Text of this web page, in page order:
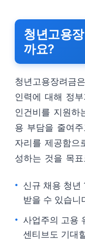
청년고용
까요?
청년고용장려금
인력에 대해 정
인건비를 지원하
용 부담을 줄여
자리를 제공함으
성하는 것을 목
신규 채용 청년
받을 수 있습니
사업주의 고용
센티브도 기대